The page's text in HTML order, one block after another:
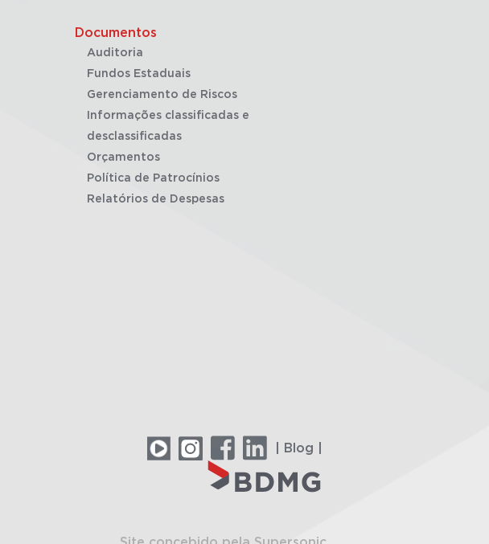
Documentos
Auditoria
Fundos Estaduais
Gerenciamento de Riscos
Informações classificadas e
desclassificadas
Orçamentos
Política de Patrocínios
Relatórios de Despesas
| Blog |